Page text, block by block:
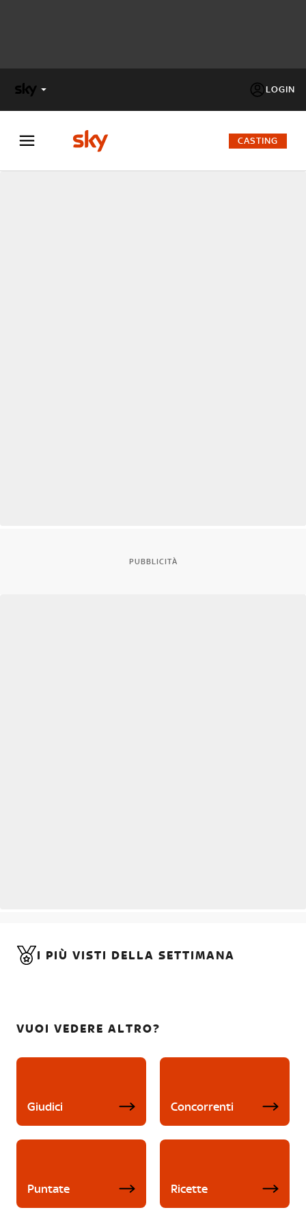
LOGIN
FACTOR
CASTING
PUBBLICITÀ
I PIÙ VISTI DELLA SETTIMANA
VUOI VEDERE ALTRO?
Giudici Concorrenti
Puntate Ricette